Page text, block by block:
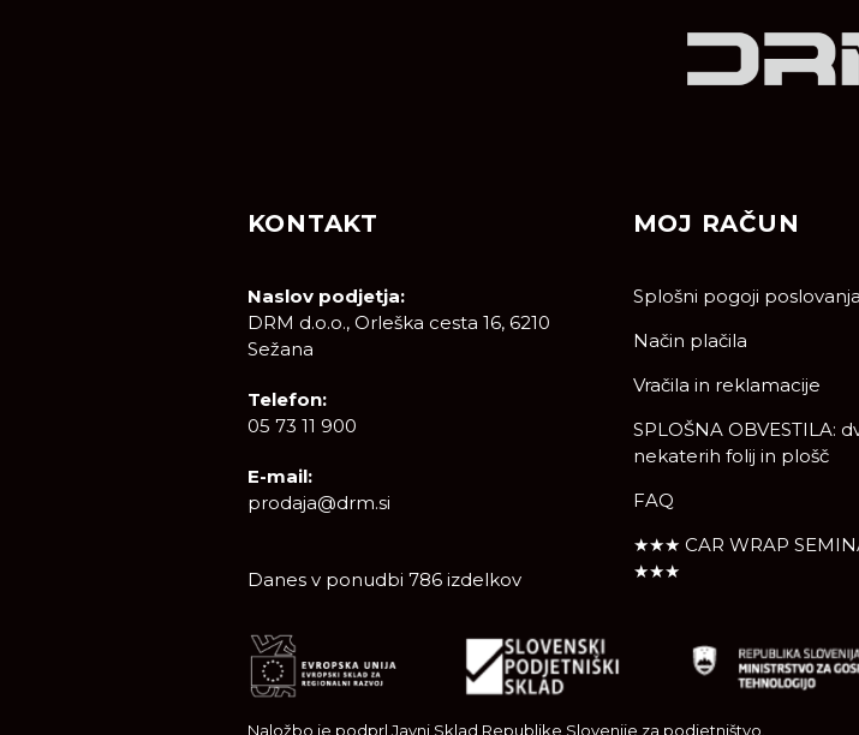
KONTAKT
Naslov podjetja:
DRM d.o.o., Orleška cesta 16, 6210
Sežana
Telefon:
05 73 11 900
E-mail:
prodaja@drm.si
Danes v ponudbi 786 izdelkov
MOJ RAČUN
Splošni pogoji poslovanja
Način plačila
Vračila in reklamacije
SPLOŠNA OBVESTILA:
nekaterih folij in plošč
FAQ
★★★ CAR WRAP
★★★
Naložbo je podprl Javni Sklad Republike Slovenije za podjetništvo.